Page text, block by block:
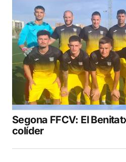
Segona FFCV: El
colíder